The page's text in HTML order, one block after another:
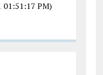
01:51:17 PM)